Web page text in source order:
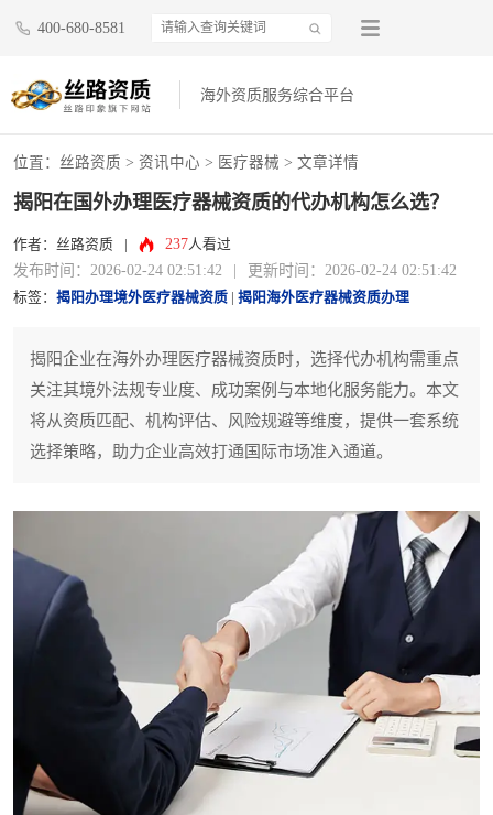
400-680-8581
海外资质服务综合平台
位置： 丝路资质 > 资讯中心 > 医疗器械 > 文章详情
揭阳在国外办理医疗器械资质的代办机构怎么选？
作者：丝路资质 237人看过
发布时间：2026-02-24 02:51:42 更新时间：2026-02-24 02:51:42
标签： 揭阳办理境外医疗器械资质 揭阳海外医疗器械资质办理
揭阳企业在海外办理医疗器械资质时，选择代办机构需重点
关注其境外法规专业度、成功案例与本地化服务能力。本文
将从资质匹配、机构评估、风险规避等维度，提供一套系统
选择策略，助力企业高效打通国际市场准入通道。